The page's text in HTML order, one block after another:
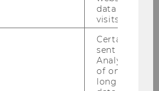
data from
visits.
Certain data
sent to
Analytics a
of once per
long as it is